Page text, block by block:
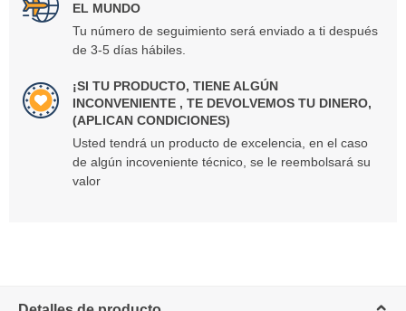
EL MUNDO
Tu número de seguimiento será enviado a ti después
de 3-5 días hábiles.
¡SI TU PRODUCTO, TIENE ALGÚN
INCONVENIENTE , TE DEVOLVEMOS TU DINERO,
(APLICAN CONDICIONES)
Usted tendrá un producto de excelencia, en el caso
de algún incoveniente técnico, se le reembolsará su
valor